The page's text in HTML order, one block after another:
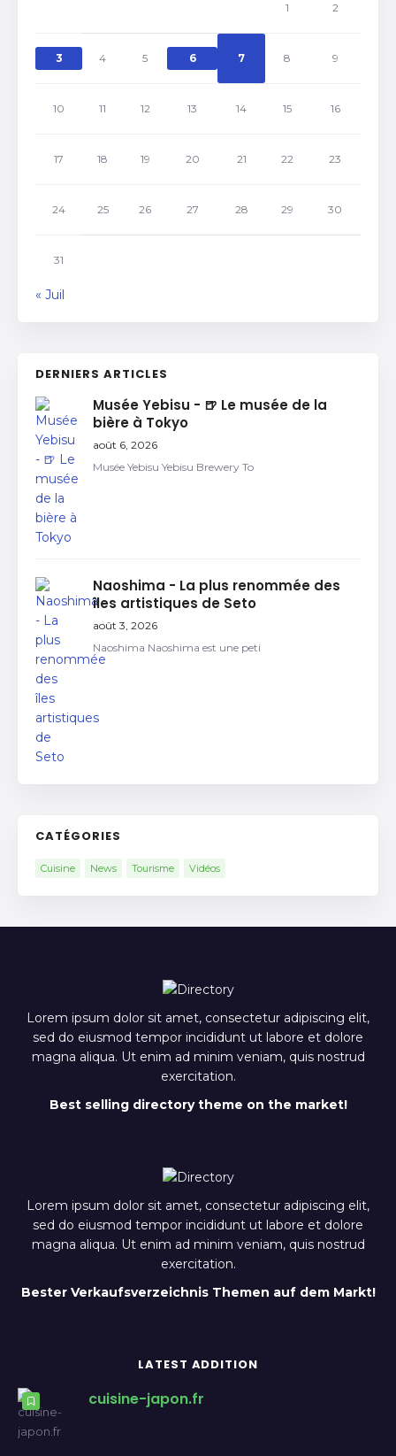
1 2
3 4 5 6 7 8 9
10 11 12 13 14 15 16
17 18 19 20 21 22 23
24 25 26 27 28 29 30
31
« Juil
DERNIERS ARTICLES
Musée Yebisu - 🍺 Le musée de la
bière à Tokyo
août 6, 2026
Musée Yebisu Yebisu Brewery To
Naoshima - La plus renommée des
îles artistiques de Seto
août 3, 2026
Naoshima Naoshima est une peti
CATÉGORIES
Cuisine News Tourisme Vidéos
Lorem ipsum dolor sit amet, consectetur adipiscing elit,
sed do eiusmod tempor incididunt ut labore et dolore
magna aliqua. Ut enim ad minim veniam, quis nostrud
exercitation.
Best selling directory theme on the market!
Lorem ipsum dolor sit amet, consectetur adipiscing elit,
sed do eiusmod tempor incididunt ut labore et dolore
magna aliqua. Ut enim ad minim veniam, quis nostrud
exercitation.
Bester Verkaufsverzeichnis Themen auf dem Markt!
LATEST ADDITION
cuisine-japon.fr